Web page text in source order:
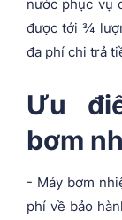
nước phục vụ
được tới ¾
đa phí chi trả
Ưu
bơm
- Máy bơm
phí về bảo